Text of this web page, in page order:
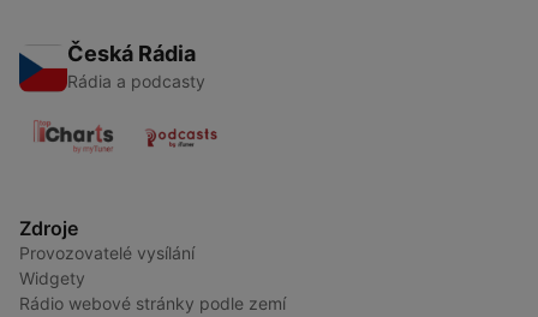
Česká Rádia
Rádia a podcasty
Zdroje
Provozovatelé vysílání
Widgety
Rádio webové stránky podle zemí